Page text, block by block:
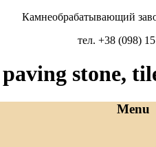
Камнеобрабатывающий
тел. +38 (098)
stone,
Menu